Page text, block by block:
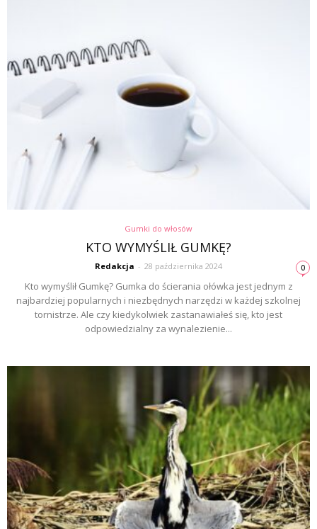
Gumki do włosów
KTO WYMYŚLIŁ GUMKĘ?
Redakcja - 28 października 2024 0
Kto wymyślił Gumkę? Gumka do ścierania ołówka jest jednym z
najbardziej popularnych i niezbędnych narzędzi w każdej szkolnej
tornistrze. Ale czy kiedykolwiek zastanawiałeś się, kto jest
odpowiedzialny za wynalezienie...